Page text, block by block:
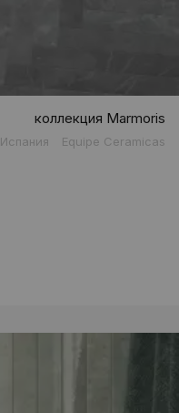
коллекция Marmoris
Испания Equipe Ceramicas